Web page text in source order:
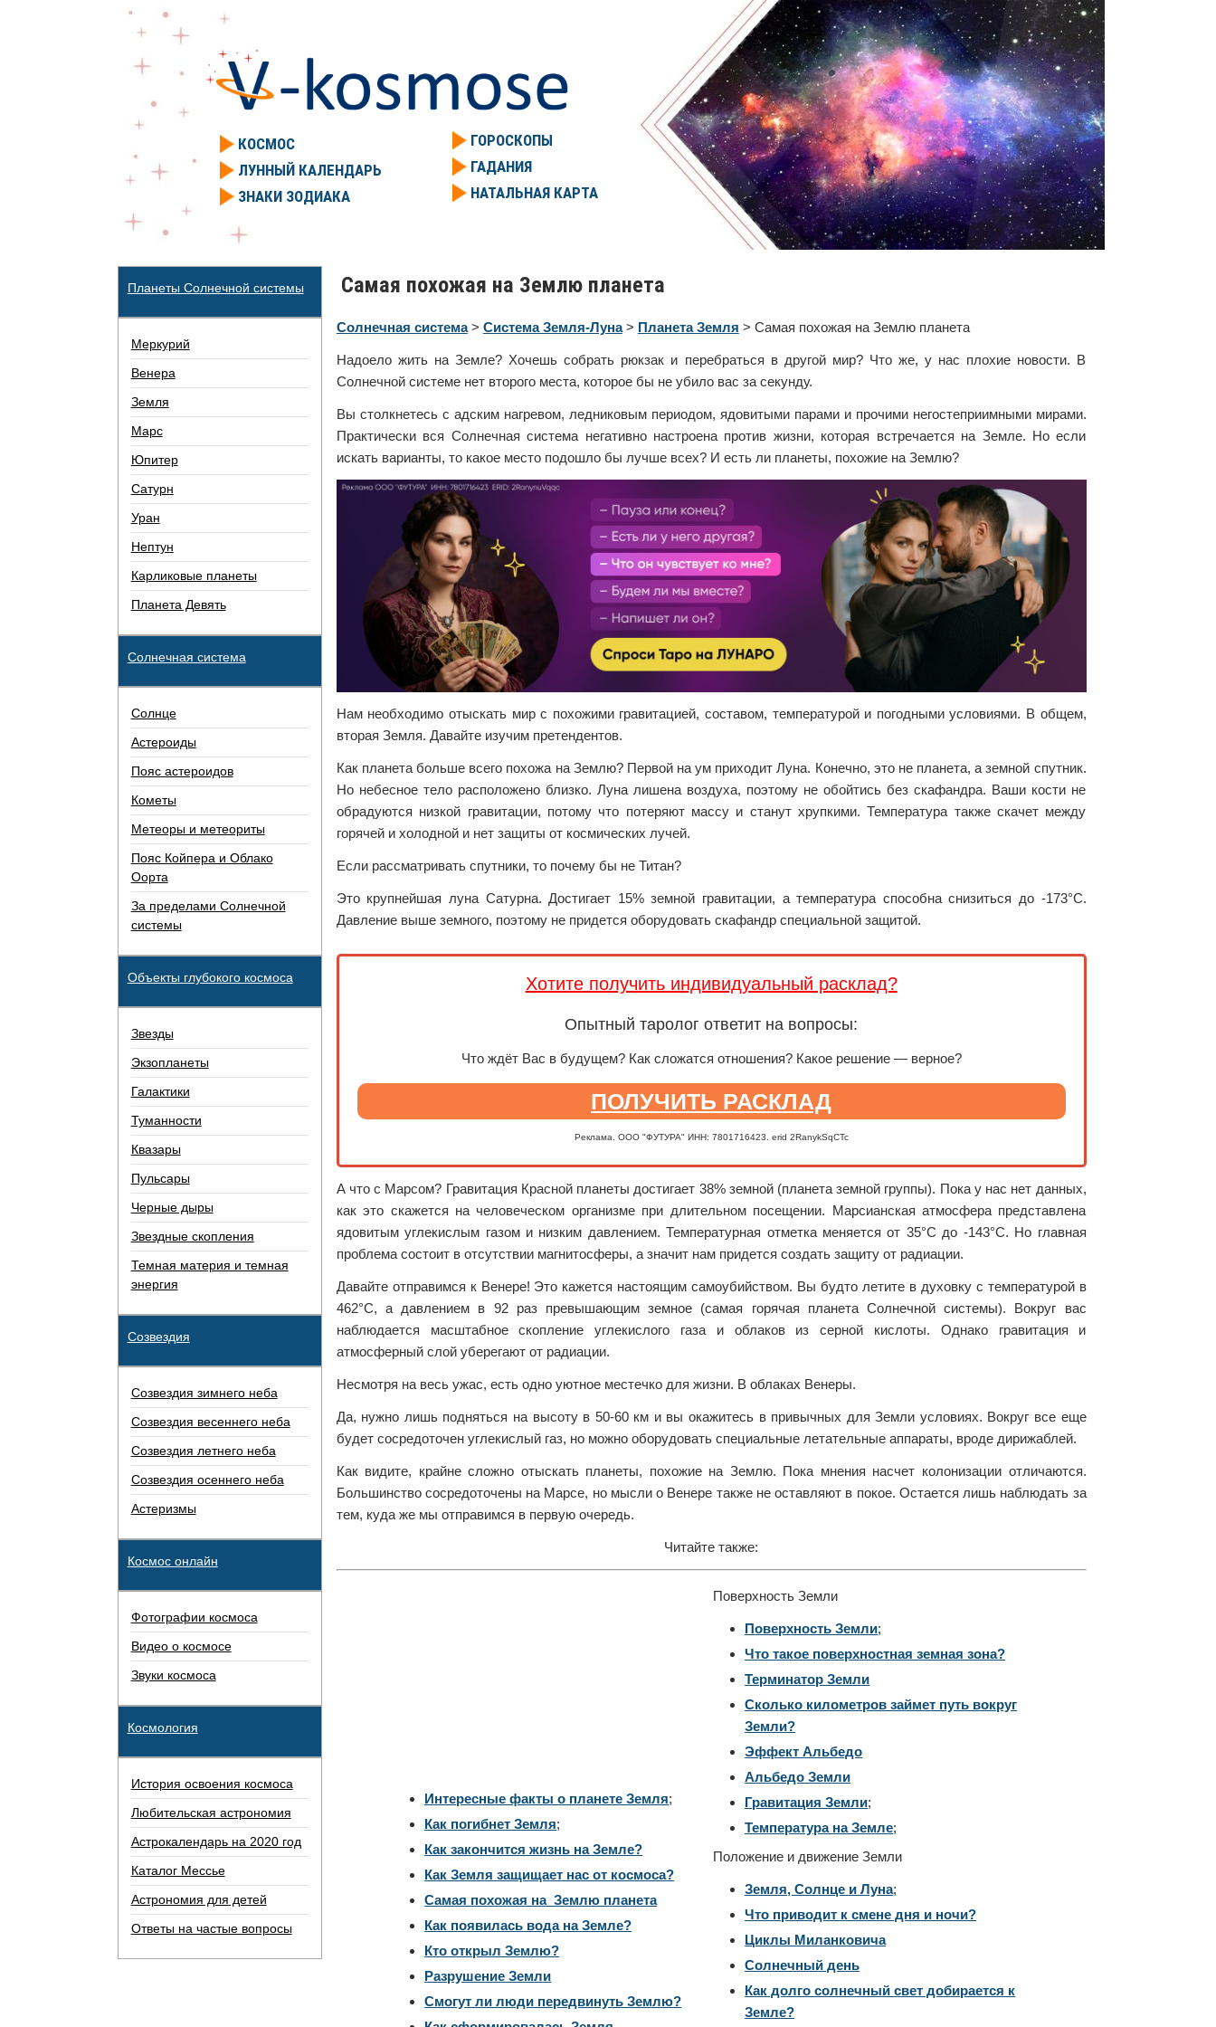
КОСМОС
ЛУННЫЙ КАЛЕНДАРЬ
ЗНАКИ ЗОДИАКА
ГОРОСКОПЫ
ГАДАНИЯ
НАТАЛЬНАЯ КАРТА
Самая похожая на Землю планета
Солнечная система> Система Земля-Луна> Планета Земля > Самая похожая на Землю планета
Надоело жить на Земле? Хочешь собрать рюкзак и перебраться в другой мир? Что же, у нас плохие новости. В
Солнечной системе нет второго места, которое бы не убило вас за секунду.
Вы столкнетесь с адским нагревом, ледниковым периодом, ядовитыми парами и прочими негостеприимными мирами.
Практически вся Солнечная система негативно настроена против жизни, которая встречается на Земле. Но если
искать варианты, то какое место подошло бы лучше всех? И есть ли планеты, похожие на Землю?
Нам необходимо отыскать мир с похожими гравитацией, составом, температурой и погодными условиями. В общем,
вторая Земля. Давайте изучим претендентов.
Как планета больше всего похожа на Землю? Первой на ум приходит Луна. Конечно, это не планета, а земной спутник.
Но небесное тело расположено близко. Луна лишена воздуха, поэтому не обойтись без скафандра. Ваши кости не
обрадуются низкой гравитации, потому что потеряют массу и станут хрупкими. Температура также скачет между
горячей и холодной и нет защиты от космических лучей.
Если рассматривать спутники, то почему бы не Титан?
Это крупнейшая луна Сатурна. Достигает 15% земной гравитации, а температура способна снизиться до -173°C.
Давление выше земного, поэтому не придется оборудовать скафандр специальной защитой.
Хотите получить индивидуальный расклад?
Опытный таролог ответит на вопросы:
Что ждёт Вас в будущем? Как сложатся отношения? Какое решение — верное?
ПОЛУЧИТЬ РАСКЛАД
Реклама. ООО "ФУТУРА" ИНН: 7801716423. erid 2RanykSqCTc
А что с Марсом? Гравитация Красной планеты достигает 38% земной (планета земной группы). Пока у нас нет данных,
как это скажется на человеческом организме при длительном посещении. Марсианская атмосфера представлена
ядовитым углекислым газом и низким давлением. Температурная отметка меняется от 35°C до -143°C. Но главная
проблема состоит в отсутствии магнитосферы, а значит нам придется создать защиту от радиации.
Давайте отправимся к Венере! Это кажется настоящим самоубийством. Вы будто летите в духовку с температурой в
462°C, а давлением в 92 раз превышающим земное (самая горячая планета Солнечной системы). Вокруг вас
наблюдается масштабное скопление углекислого газа и облаков из серной кислоты. Однако гравитация и
атмосферный слой уберегают от радиации.
Несмотря на весь ужас, есть одно уютное местечко для жизни. В облаках Венеры.
Да, нужно лишь подняться на высоту в 50-60 км и вы окажитесь в привычных для Земли условиях. Вокруг все еще
будет сосредоточен углекислый газ, но можно оборудовать специальные летательные аппараты, вроде дирижаблей.
Как видите, крайне сложно отыскать планеты, похожие на Землю. Пока мнения насчет колонизации отличаются.
Большинство сосредоточены на Марсе, но мысли о Венере также не оставляют в покое. Остается лишь наблюдать за
тем, куда же мы отправимся в первую очередь.
Читайте также:
Интересные факты о планете Земля;
Как погибнет Земля;
Как закончится жизнь на Земле?
Как Земля защищает нас от космоса?
Самая похожая на Землю планета
Как появилась вода на Земле?
Кто открыл Землю?
Разрушение Земли
Смогут ли люди передвинуть Землю?
Поверхность Земли
Поверхность Земли;
Что такое поверхностная земная зона?
Терминатор Земли
Сколько километров займет путь вокруг
Земли?
Эффект Альбедо
Альбедо Земли
Гравитация Земли;
Температура на Земле;
Положение и движение Земли
Земля, Солнце и Луна;
Что приводит к смене дня и ночи?
Циклы Миланковича
Солнечный день
Как долго солнечный свет добирается к
Земле?
Планеты Солнечной системы
Меркурий
Венера
Земля
Марс
Юпитер
Сатурн
Уран
Нептун
Карликовые планеты
Планета Девять
Солнечная система
Солнце
Астероиды
Пояс астероидов
Кометы
Метеоры и метеориты
Пояс Койпера и Облако
Оорта
За пределами Солнечной
системы
Объекты глубокого космоса
Звезды
Экзопланеты
Галактики
Туманности
Квазары
Пульсары
Черные дыры
Звездные скопления
Темная материя и темная
энергия
Созвездия
Созвездия зимнего неба
Созвездия весеннего неба
Созвездия летнего неба
Созвездия осеннего неба
Астеризмы
Космос онлайн
Фотографии космоса
Видео о космосе
Звуки космоса
Космология
История освоения космоса
Любительская астрономия
Астрокалендарь на 2020 год
Каталог Мессье
Астрономия для детей
Ответы на частые вопросы